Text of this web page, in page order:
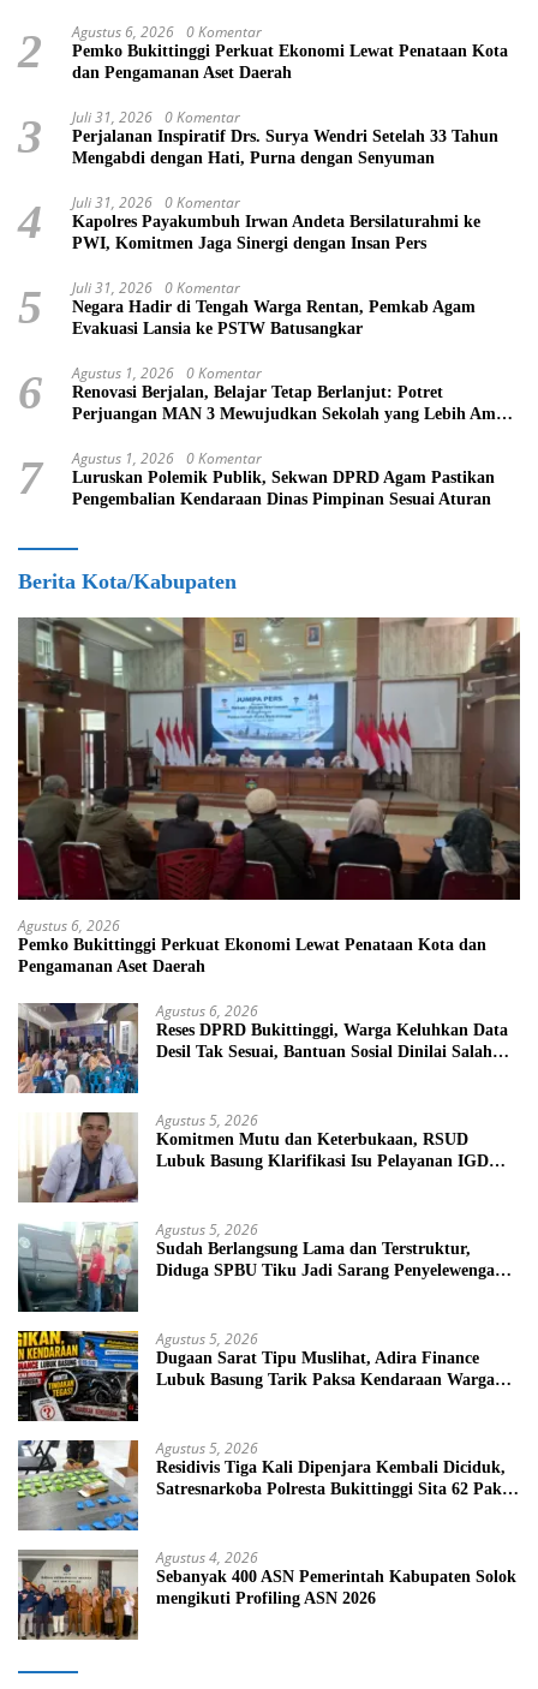
2 Agustus 6, 2026 0 Komentar
Pemko Bukittinggi Perkuat Ekonomi Lewat Penataan Kota
dan Pengamanan Aset Daerah
3 Juli 31, 2026 0 Komentar
Perjalanan Inspiratif Drs. Surya Wendri Setelah 33 Tahun
Mengabdi dengan Hati, Purna dengan Senyuman
4 Juli 31, 2026 0 Komentar
Kapolres Payakumbuh Irwan Andeta Bersilaturahmi ke
PWI, Komitmen Jaga Sinergi dengan Insan Pers
5 Juli 31, 2026 0 Komentar
Negara Hadir di Tengah Warga Rentan, Pemkab Agam
Evakuasi Lansia ke PSTW Batusangkar
6 Agustus 1, 2026 0 Komentar
Renovasi Berjalan, Belajar Tetap Berlanjut: Potret
Perjuangan MAN 3 Mewujudkan Sekolah yang Lebih Aman
7 Agustus 1, 2026 0 Komentar
Luruskan Polemik Publik, Sekwan DPRD Agam Pastikan
Pengembalian Kendaraan Dinas Pimpinan Sesuai Aturan
Berita Kota/Kabupaten
Agustus 6, 2026
Pemko Bukittinggi Perkuat Ekonomi Lewat Penataan Kota dan
Pengamanan Aset Daerah
Agustus 6, 2026
Reses DPRD Bukittinggi, Warga Keluhkan Data
Desil Tak Sesuai, Bantuan Sosial Dinilai Salah
Agustus 5, 2026
Komitmen Mutu dan Keterbukaan, RSUD
Lubuk Basung Klarifikasi Isu Pelayanan IGD
Agustus 5, 2026
Sudah Berlangsung Lama dan Terstruktur,
Diduga SPBU Tiku Jadi Sarang Penyelewengan
Agustus 5, 2026
Dugaan Sarat Tipu Muslihat, Adira Finance
Lubuk Basung Tarik Paksa Kendaraan Warga
Agustus 5, 2026
Residivis Tiga Kali Dipenjara Kembali Diciduk,
Satresnarkoba Polresta Bukittinggi Sita 62 Paket
Agustus 4, 2026
Sebanyak 400 ASN Pemerintah Kabupaten Solok
mengikuti Profiling ASN 2026